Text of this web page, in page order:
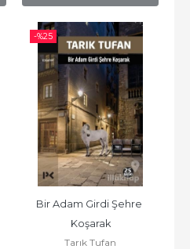
-%25
Bir Adam Girdi Şehre
Koşarak
Tarık Tufan